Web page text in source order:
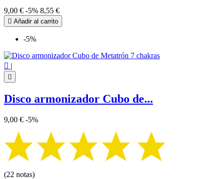
9,00 € -5% 8,55 €
 Añadir al carrito
-5%
 |

Disco armonizador Cubo de...
9,00 € -5%
(22 notas)